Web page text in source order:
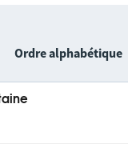
Ordre alphabétique